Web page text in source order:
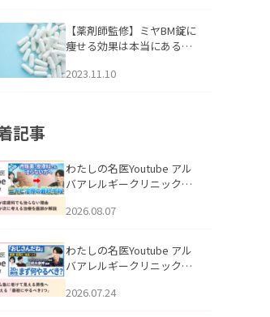
【薬剤師監修】ミヤBM錠に
痩せる効果は本当にある
2023.11.10
記事
わたしの名医Youtube アル
バアレルギークリニック札
らない理由｜繰り返す人が
説」を公開いたしました。
2026.08.07
わたしの名医Youtube アル
バアレルギークリニック札
える男性へ｜医師が教える
2026.07.24